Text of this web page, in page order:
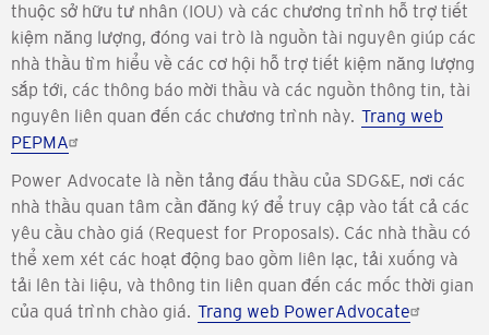
thuộc sở hữu tư nhân (IOU) và các chương trình hỗ trợ tiết
kiệm năng lượng, đóng vai trò là nguồn tài nguyên giúp các
nhà thầu tìm hiểu về các cơ hội hỗ trợ tiết kiệm năng lượng
sắp tới, các thông báo mời thầu và các nguồn thông tin, tài
nguyên liên quan đến các chương trình này. Trang web
PEPMA
Power Advocate là nền tảng đấu thầu của SDG&E, nơi các
nhà thầu quan tâm cần đăng ký để truy cập vào tất cả các
yêu cầu chào giá (Request for Proposals). Các nhà thầu có
thể xem xét các hoạt động bao gồm liên lạc, tải xuống và
tải lên tài liệu, và thông tin liên quan đến các mốc thời gian
của quá trình chào giá. Trang web PowerAdvocate